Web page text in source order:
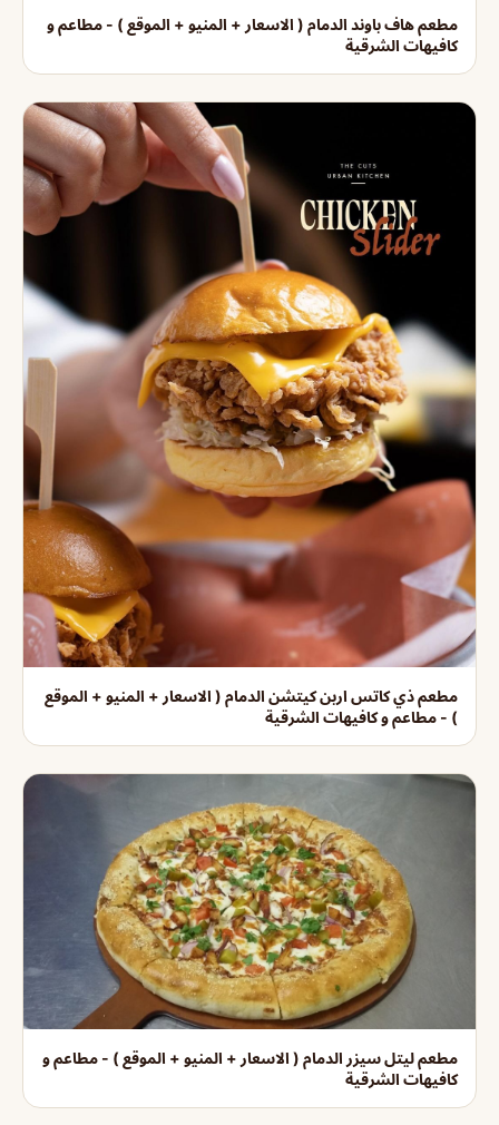
مطعم هاف باوند الدمام ( الاسعار + المنيو + الموقع ) - مطاعم و
كافيهات الشرقية
مطعم ذي كاتس اربن كيتشن الدمام ( الاسعار + المنيو + الموقع
) - مطاعم و كافيهات الشرقية
مطعم ليتل سيزر الدمام ( الاسعار + المنيو + الموقع ) - مطاعم و
كافيهات الشرقية